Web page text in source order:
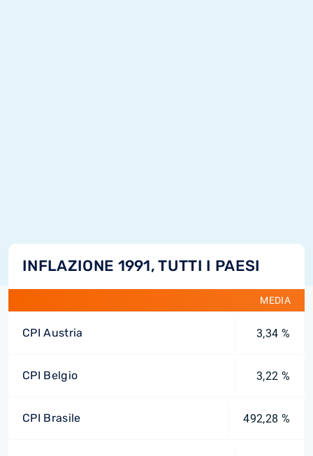
INFLAZIONE 1991, TUTTI I PAESI
MEDIA
CPI Austria 3,34 %
CPI Belgio 3,22 %
CPI Brasile 492,28 %